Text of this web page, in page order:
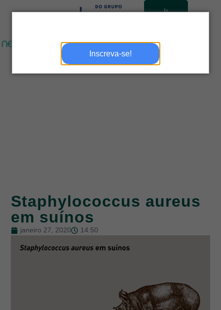
Inscreva-se!
Ir
Staphylococcus aureus
em suínos
janeiro 27, 2020 14:50